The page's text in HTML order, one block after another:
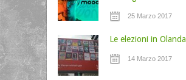
25 Marzo 2017
Le elezioni in Olanda
14 Marzo 2017